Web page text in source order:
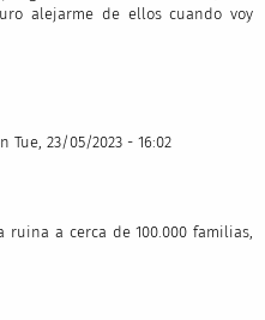
alejarme de ellos cuando voy
Tue, 23/05/2023 - 16:02
a cerca de 100.000 familias,